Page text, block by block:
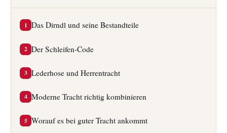
1 Das Dirndl und seine Bestandteile
2 Der Schleifen-Code
3 Lederhose und Herrentracht
4 Moderne Tracht richtig kombinieren
5 Worauf es bei guter Tracht ankommt